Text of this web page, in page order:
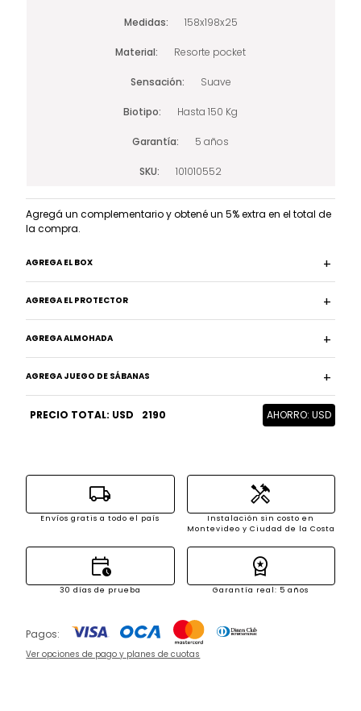
Medidas 158x198x25
Material Resorte pocket
Sensación Suave
Biotipo Hasta 150 Kg
Garantía 5 años
SKU 101010552
Agregá un complementario y obtené un 5% extra en el total de
la compra.
AGREGA EL BOX
AGREGA EL PROTECTOR
AGREGA ALMOHADA
AGREGA JUEGO DE SÁBANAS
PRECIO TOTAL: USD 2190 AHORRO: USD
local_shipping
Envíos gratis a todo el país
handyman
Instalación sin costo en
Montevideo y Ciudad de la Costa
calendar_clock
30 días de prueba
workspace_premium
Garantía real: 5 años
Pagos:
Ver opciones de pago y planes de cuotas